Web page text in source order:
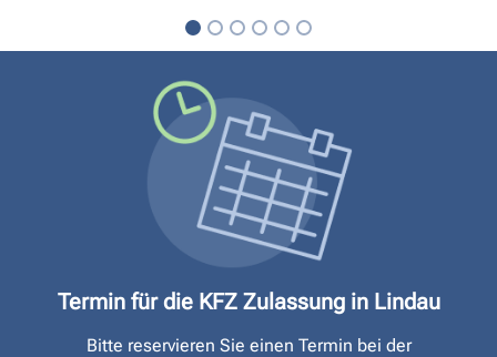
Termin für die KFZ Zulassung in Lindau
Bitte reservieren Sie einen Termin bei der